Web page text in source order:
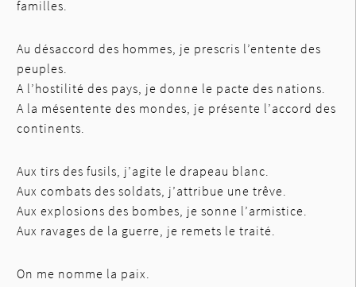
familles.
Au désaccord des hommes, je prescris l’entente des
peuples.
A l’hostilité des pays, je donne le pacte des nations.
A la mésentente des mondes, je présente l’accord des
continents.
Aux tirs des fusils, j’agite le drapeau blanc.
Aux combats des soldats, j’attribue une trêve.
Aux explosions des bombes, je sonne l’armistice.
Aux ravages de la guerre, je remets le traité.
On me nomme la paix.